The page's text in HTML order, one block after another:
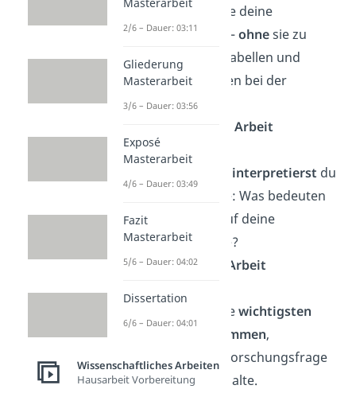
Ergebnisse
: Stelle deine
Ergebnisse dar —ohnesie zu
interpretieren
. Tabellen und
Diagramme helfen bei der
Übersicht.
10 %–20 % der Arbeit
interpretierst du
deine Ergebnisse: Was bedeuten
sie im Hinblick auf deine
Forschungsfrage?
➡️ 5 %–20 % der Arbeit
Fasse deinewichtigsten
Ergebnisse zusammen,
beantworte die Forschungsfrage
— ohne neue Inhalte.
2/6 – Dauer: 03:11
Gliederung
Masterarbeit
3/6 – Dauer: 03:56
Exposé
Masterarbeit
4/6 – Dauer: 03:49
Fazit
Masterarbeit
5/6 – Dauer: 04:02
Dissertation
6/6 – Dauer: 04:01
Wissenschaftliches Arbeiten
Hausarbeit Vorbereitung